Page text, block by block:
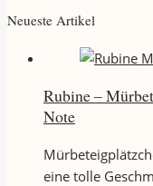
Neueste Artikel
Rubine –
Note
eine tolle